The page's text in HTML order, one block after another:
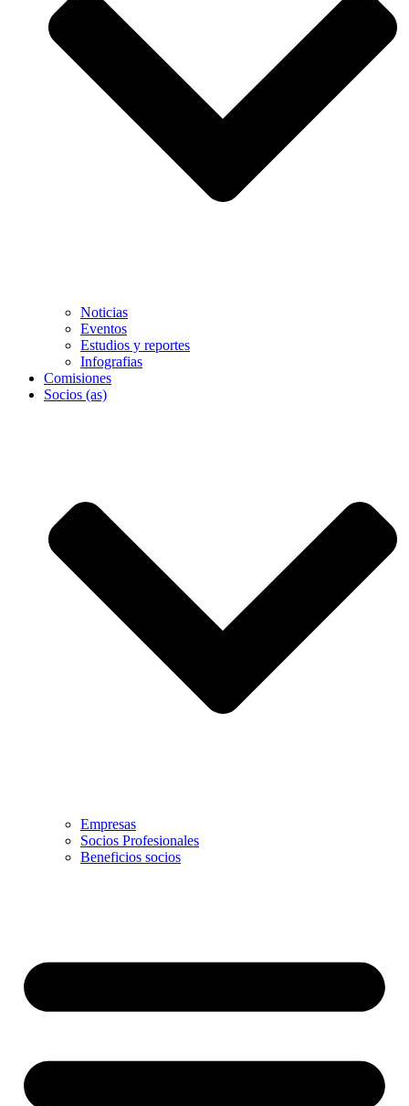
Noticias
Eventos
Estudios y reportes
Infografias
Comisiones
Socios (as)
Empresas
Socios Profesionales
Beneficios socios